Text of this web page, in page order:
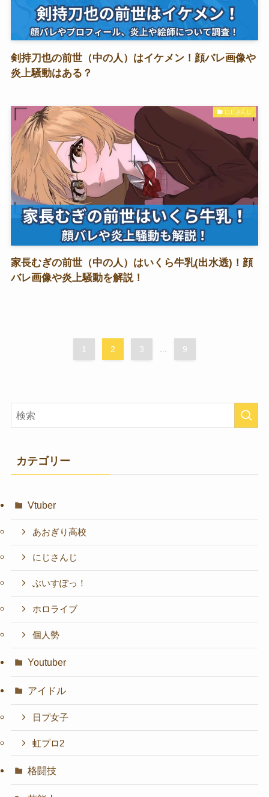
剣持刀也の前世（中の人）はイケメン！顔バレ画像や
炎上騒動はある？
にじさんじ
家長むぎの前世（中の人）はいくら牛乳(出水透)！顔
バレ画像や炎上騒動を解説！
1 2 3 ... 9
カテゴリー
Vtuber
あおぎり高校
にじさんじ
ぶいすぽっ！
ホロライブ
個人勢
Youtuber
アイドル
日プ女子
虹プロ2
格闘技